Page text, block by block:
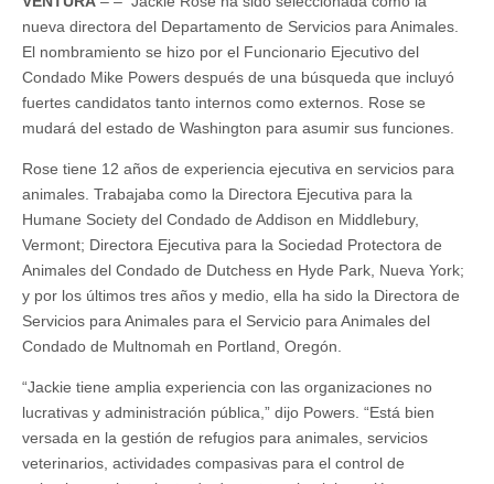
nueva directora del Departamento de Servicios para Animales.
El nombramiento se hizo por el Funcionario Ejecutivo del
Condado Mike Powers después de una búsqueda que incluyó
fuertes candidatos tanto internos como externos. Rose se
mudará del estado de Washington para asumir sus funciones.
Rose tiene 12 años de experiencia ejecutiva en servicios para
animales. Trabajaba como la Directora Ejecutiva para la
Humane Society del Condado de Addison en Middlebury,
Vermont; Directora Ejecutiva para la Sociedad Protectora de
Animales del Condado de Dutchess en Hyde Park, Nueva York;
y por los últimos tres años y medio, ella ha sido la Directora de
Servicios para Animales para el Servicio para Animales del
Condado de Multnomah en Portland, Oregón.
“Jackie tiene amplia experiencia con las organizaciones no
lucrativas y administración pública,” dijo Powers. “Está bien
versada en la gestión de refugios para animales, servicios
veterinarios, actividades compasivas para el control de